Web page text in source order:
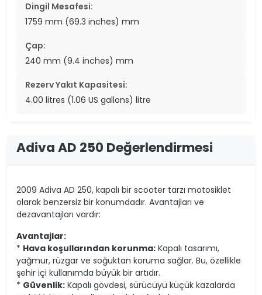
Dingil Mesafesi:
1759 mm (69.3 inches) mm
Çap:
240 mm (9.4 inches) mm
Rezerv Yakıt Kapasitesi:
4.00 litres (1.06 US gallons) litre
Adiva AD 250 Değerlendirmesi
2009 Adiva AD 250, kapalı bir scooter tarzı motosiklet
olarak benzersiz bir konumdadır. Avantajları ve
dezavantajları vardır:
Avantajlar:
* Hava koşullarından korunma: Kapalı tasarımı,
yağmur, rüzgar ve soğuktan koruma sağlar. Bu, özellikle
şehir içi kullanımda büyük bir artıdır.
* Güvenlik: Kapalı gövdesi, sürücüyü küçük kazalarda